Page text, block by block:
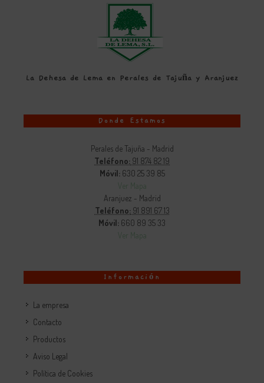
La Dehesa de Lema en Perales de Tajuña y Aranjuez
Donde Estamos
Perales de Tajuña - Madrid
Teléfono: 91 874 82 19
Móvil:630 25 39 85
Aranjuez - Madrid
Teléfono:91 891 67 13
Móvil: 660 89 35 33
Información
La empresa
Contacto
Productos
Aviso Legal
Política de Cookies